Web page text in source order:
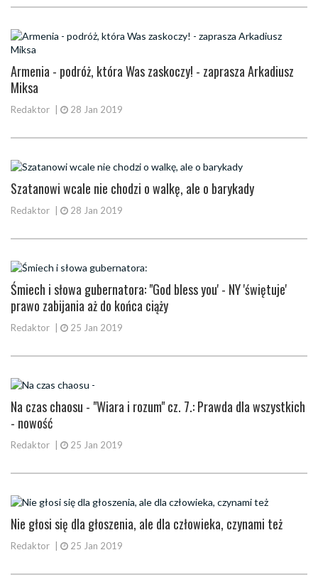
Armenia - podróż, która Was zaskoczy! - zaprasza Arkadiusz
Miksa
Redaktor 28 Jan 2019
Szatanowi wcale nie chodzi o walkę, ale o barykady
Redaktor 28 Jan 2019
Śmiech i słowa gubernatora: "God bless you' - NY 'świętuje'
prawo zabijania aż do końca ciąży
Redaktor 25 Jan 2019
Na czas chaosu - "Wiara i rozum" cz. 7.: Prawda dla wszystkich
- nowość
Redaktor 25 Jan 2019
Nie głosi się dla głoszenia, ale dla człowieka, czynami też
Redaktor 25 Jan 2019